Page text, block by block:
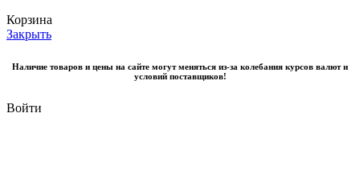
Корзина
Закрыть
Наличие товаров и цены на сайте могут меняться из-за колебания курсов валют и
условий поставщиков!
Войти